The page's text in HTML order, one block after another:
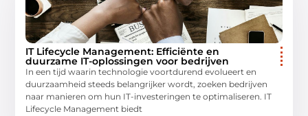
IT Lifecycle Management: Efficiënte en
duurzame IT-oplossingen voor bedrijven
In een tijd waarin technologie voortdurend evolueert en
duurzaamheid steeds belangrijker wordt, zoeken bedrijven
naar manieren om hun IT-investeringen te optimaliseren. IT
Lifecycle Management biedt